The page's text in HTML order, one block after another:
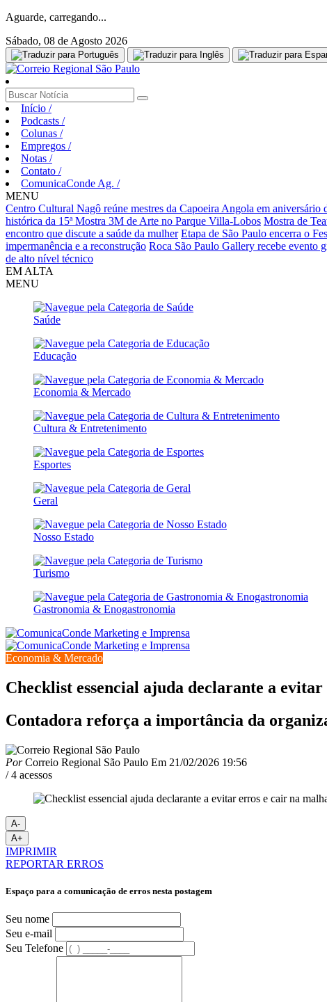
Aguarde, carregando...
Sábado, 08 de Agosto 2026
Início /
Podcasts /
Colunas /
Empregos /
Notas /
Contato /
ComunicaConde Ag. /
MENU
Centro Cultural Nagô reúne mestres da Capoeira Angola em aniversário
histórica da 15ª Mostra 3M de Arte no Parque Villa-Lobos Mostra de
encontro que discute a saúde da mulher Etapa de São Paulo encerra o
impermanência e a reconstrução Roca São Paulo Gallery recebe evento
de alto nível técnico
EM ALTA
MENU
Saúde
Educação
Economia & Mercado
Cultura & Entretenimento
Esportes
Geral
Nosso Estado
Turismo
Gastronomia & Enogastronomia
Economia & Mercado
Checklist essencial ajuda declarante a
Contadora reforça a importância da
PorCorreio Regional São Paulo Em 21/02/2026 19:56
/ 4 acessos
A-
A+
IMPRIMIR
REPORTAR ERROS
Espaço para a comunicação de erros nesta postagem
Seu nome
Seu e-mail
Seu Telefone